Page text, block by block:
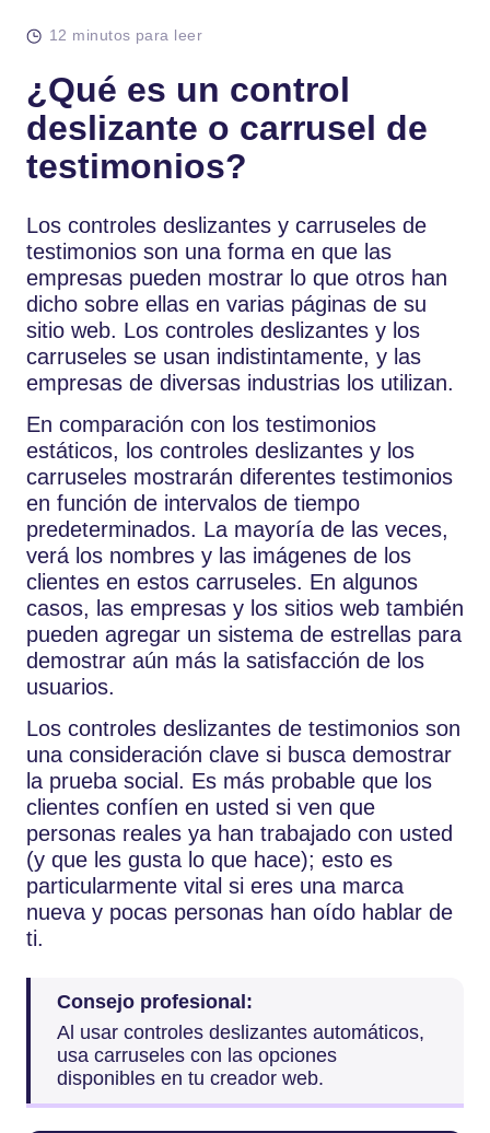
12 minutos para leer
¿Qué es un control
deslizante o carrusel de
testimonios?
Los controles deslizantes y carruseles de
testimonios son una forma en que las
empresas pueden mostrar lo que otros han
dicho sobre ellas en varias páginas de su
sitio web. Los controles deslizantes y los
carruseles se usan indistintamente, y las
empresas de diversas industrias los utilizan.
En comparación con los testimonios
estáticos, los controles deslizantes y los
carruseles mostrarán diferentes testimonios
en función de intervalos de tiempo
predeterminados. La mayoría de las veces,
verá los nombres y las imágenes de los
clientes en estos carruseles. En algunos
casos, las empresas y los sitios web también
pueden agregar un sistema de estrellas para
demostrar aún más la satisfacción de los
usuarios.
Los controles deslizantes de testimonios son
una consideración clave si busca demostrar
la prueba social. Es más probable que los
clientes confíen en usted si ven que
personas reales ya han trabajado con usted
(y que les gusta lo que hace); esto es
particularmente vital si eres una marca
nueva y pocas personas han oído hablar de
ti.
Consejo profesional:
Al usar controles deslizantes automáticos,
usa carruseles con las opciones
disponibles en tu creador web.